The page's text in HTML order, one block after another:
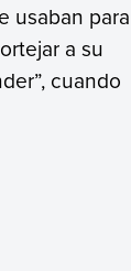
usaban para
a su
cuando